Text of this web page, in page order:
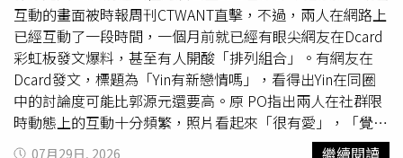
互動的畫面被時報周刊CTWANT直擊，不過，兩人在網路上
已經互動了一段時間，一個月前就已經有眼尖網友在Dcard
彩虹板發文爆料，甚至有人開酸「排列組合」。有網友在
Dcard發文，標題為「Yin有新戀情嗎」，看得出Yin在同圈
中的討論度可能比郭源元還要高。原 PO指出兩人在社群限
時動態上的互動十分頻繁，照片看起來「很有愛」，「覺得
她們兩個超配的」。兩人日常打卡地點都高度重疊，早已露
07月29日, 2026 繼續閱讀